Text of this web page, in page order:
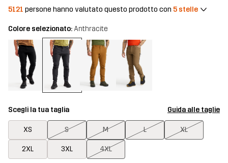
5121 persone hanno valutato questo prodotto con 5 stelle
Colore selezionato: Anthracite
Scegli la tua taglia Guida alle taglie
XS S M L XL
2XL 3XL 4XL